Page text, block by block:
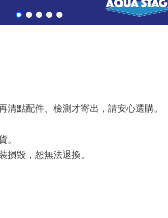
清點配件、檢測才寄出，請安心選購。
損毀，恕無法退換。